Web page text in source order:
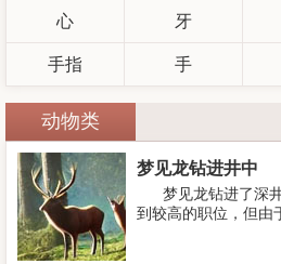
心 牙
手指 手
动物类
梦见龙钻进井中
梦见龙钻进了深
到较高的职位，但由